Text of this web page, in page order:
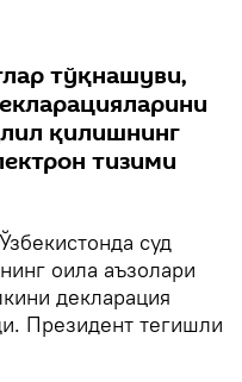
тўқнашуви,
қилишнинг
тизими
Ўзбекистонда суд
оила аъзолари
декларация
Президент тегишли